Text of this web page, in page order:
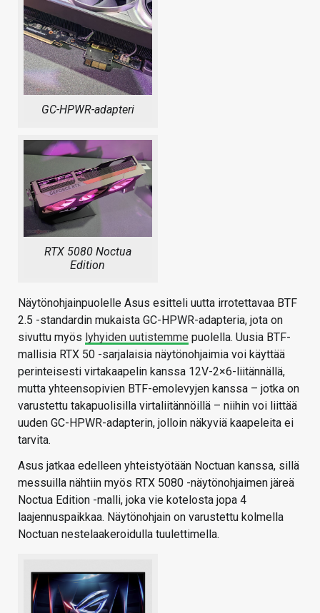
GC-HPWR-adapteri
RTX 5080 Noctua
Edition
Näytönohjainpuolelle Asus esitteli uutta irrotettavaa BTF
2.5 -standardin mukaista GC-HPWR-adapteria, jota on
sivuttu myös lyhyiden uutistemme puolella. Uusia BTF-
mallisia RTX 50 -sarjalaisia näytönohjaimia voi käyttää
perinteisesti virtakaapelin kanssa 12V-2×6-liitännällä,
mutta yhteensopivien BTF-emolevyjen kanssa – jotka on
varustettu takapuolisilla virtaliitännöillä – niihin voi liittää
uuden GC-HPWR-adapterin, jolloin näkyviä kaapeleita ei
tarvita.
Asus jatkaa edelleen yhteistyötään Noctuan kanssa, sillä
messuilla nähtiin myös RTX 5080 -näytönohjaimen järeä
Noctua Edition -malli, joka vie kotelosta jopa 4
laajennuspaikkaa. Näytönohjain on varustettu kolmella
Noctuan nestelaakeroidulla tuulettimella.